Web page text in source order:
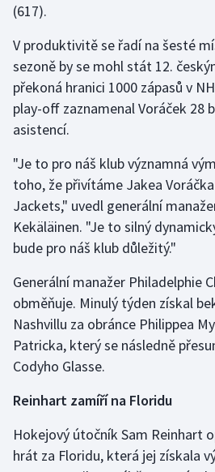
Lyže a snowboard
Moderní pětiboj
Motorsport
Olympijské hry
Parasport
Plavání
Plážový volejbal
Ragby
Rychlobruslení
Rychlostní kanoistika
Short track
Sportovní střelba
(617).
V produktivitě se řadí na šesté
sezoně by se mohl stát 12.
překoná hranici 1000 zápasů v
play-off zaznamenal Voráček 28
asistencí.
"Je to pro náš klub významná
toho, že přivítáme Jakea
Jackets," uvedl generální
Kekäläinen. "Je to silný
bude pro náš klub důležitý."
Generální manažer Philadelphie
obměňuje. Minulý týden získal
Nashvillu za obránce Philippea
Patricka, který se následně
Codyho Glasse.
Reinhart zamíří na Floridu
Hokejový útočník Sam Reinhart
hrát za Floridu, která jej získala